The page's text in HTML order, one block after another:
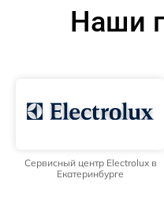
Наши
Сервисный центр Electrolux в
Екатеринбурге